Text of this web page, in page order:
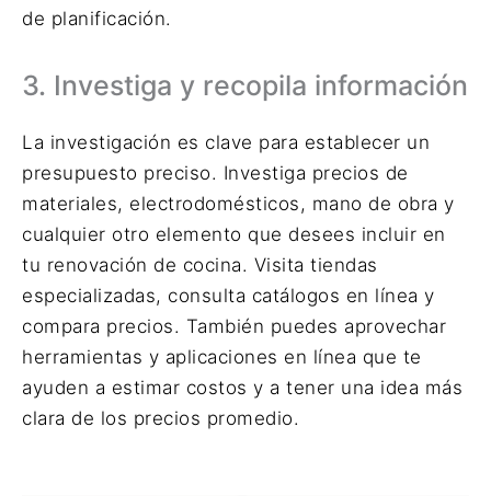
de planificación.
3. Investiga y recopila información
La investigación es clave para establecer un
presupuesto preciso. Investiga precios de
materiales, electrodomésticos, mano de obra y
cualquier otro elemento que desees incluir en
tu renovación de cocina. Visita tiendas
especializadas, consulta catálogos en línea y
compara precios. También puedes aprovechar
herramientas y aplicaciones en línea que te
ayuden a estimar costos y a tener una idea más
clara de los precios promedio.